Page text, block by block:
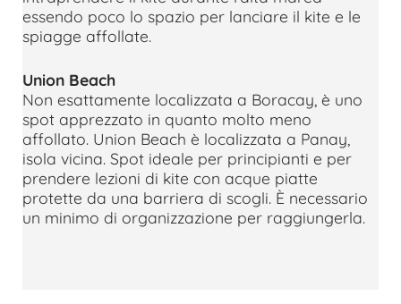
essendo poco lo spazio per lanciare il kite e le
spiagge affollate.
Union Beach
Non esattamente localizzata a Boracay, è uno
spot apprezzato in quanto molto meno
affollato. Union Beach è localizzata a Panay,
isola vicina. Spot ideale per principianti e per
prendere lezioni di kite con acque piatte
protette da una barriera di scogli. È necessario
un minimo di organizzazione per raggiungerla.